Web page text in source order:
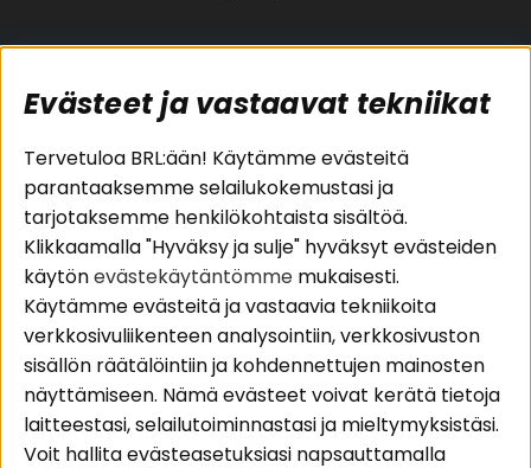
Suositut sivut
Pakettiratkaisut
Autostereot
Kaiuttimet
Päätevahvistimet
Lisätarvikkeet
Kaapelit
Asiakaspalvelu
Evästeet
Huolto- ja
takuutiedot
Ostoehdot
Palautus
Tietosuojapolitiikka
Alueet Seuraa meitä
Evästeet ja vastaavat tekniikat
Tervetuloa BRL:ään! Käytämme evästeitä
parantaaksemme selailukokemustasi ja
tarjotaksemme henkilökohtaista sisältöä.
Klikkaamalla "Hyväksy ja sulje" hyväksyt evästeiden
käytönevästekäytäntömme mukaisesti.
Käytämme evästeitä ja vastaavia tekniikoita
verkkosivuliikenteen analysointiin, verkkosivuston
sisällön räätälöintiin ja kohdennettujen mainosten
näyttämiseen. Nämä evästeet voivat kerätä tietoja
laitteestasi, selailutoiminnastasi ja mieltymyksistäsi.
Voit hallita evästeasetuksiasi napsauttamalla